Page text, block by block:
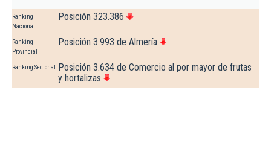
Ranking
Nacional
Posición 323.386
Ranking
Provincial
Posición 3.993 de Almería
Ranking Sectorial
Posición 3.634 de Comercio al por mayor de frutas
y hortalizas